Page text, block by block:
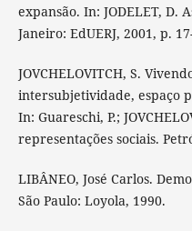
expansão. In: JODELET, D.
Janeiro: EdUERJ, 2001, p.
JOVCHELOVITCH, S.
intersubjetividade, espaço
In: Guareschi, P.;
representações sociais.
LIBÂNEO, José Carlos.
São Paulo: Loyola, 1990.